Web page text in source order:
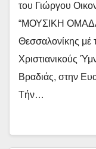
του Γιώργου
“ΜΟΥΣΙΚΗ
Θεσσαλονίκης μέ
Χριστιανικούς
Βραδιάς, στην
Τήν…